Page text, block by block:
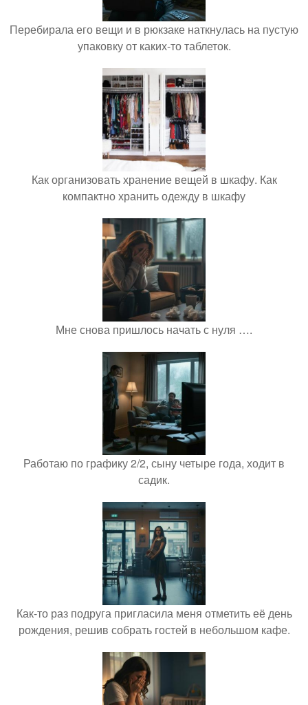
Перебирала его вещи и в рюкзаке наткнулась на пустую
упаковку от каких-то таблеток.
Как организовать хранение вещей в шкафу. Как
компактно хранить одежду в шкафу
Мне снова пришлось начать с нуля ….
Работаю по графику 2/2, сыну четыре года, ходит в
садик.
Как-то раз подруга пригласила меня отметить её день
рождения, решив собрать гостей в небольшом кафе.